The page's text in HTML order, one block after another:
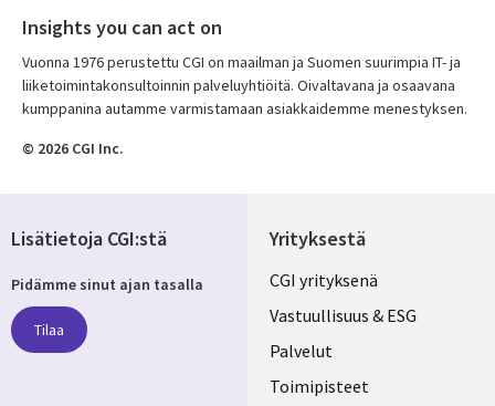
Insights you can act on
Vuonna 1976 perustettu CGI on maailman ja Suomen suurimpia IT- ja
liiketoimintakonsultoinnin palveluyhtiöitä. Oivaltavana ja osaavana
kumppanina autamme varmistamaan asiakkaidemme menestyksen.
© 2026 CGI Inc.
Yrityksestä
Useful
links
FINLAND
CGI yrityksenä
Vastuullisuus & ESG
Palvelut
Toimipisteet
Lisätietoja CGI:stä
Pidämme sinut ajan tasalla
Tilaa